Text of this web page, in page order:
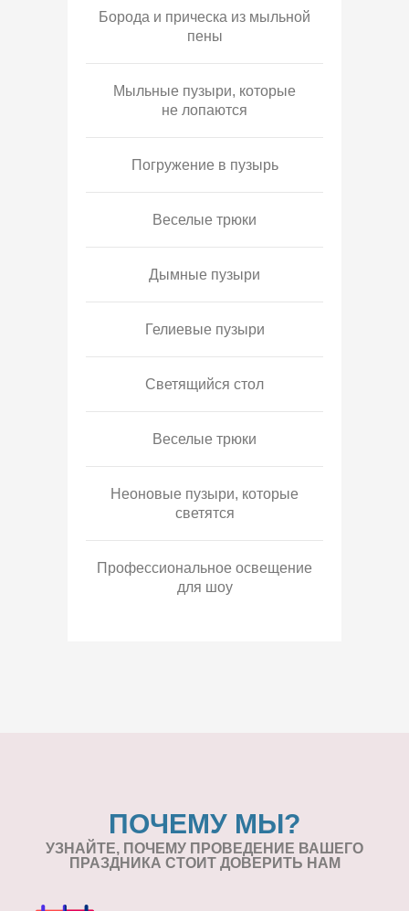
Борода и прическа из мыльной
пены
Мыльные пузыри, которые
не лопаются
Погружение в пузырь
Веселые трюки
Дымные пузыри
Гелиевые пузыри
Светящийся стол
Веселые трюки
Неоновые пузыри, которые
светятся
Профессиональное освещение
для шоу
ПОЧЕМУ МЫ?
УЗНАЙТЕ, ПОЧЕМУ ПРОВЕДЕНИЕ ВАШЕГО
ПРАЗДНИКА СТОИТ ДОВЕРИТЬ НАМ